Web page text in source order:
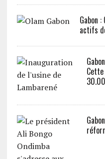
Gabon
actifs